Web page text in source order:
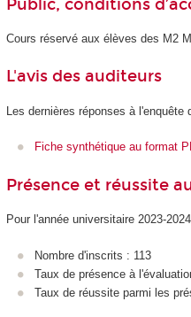
Public, conditions
Cours réservé aux élèves des M2
L'avis des auditeurs
Les dernières réponses à
Fiche synthétique au format
Présence et réussite
Pour l'année universitaire 2023-
Nombre d'inscrits : 113
Taux de présence à
Taux de réussite parmi les